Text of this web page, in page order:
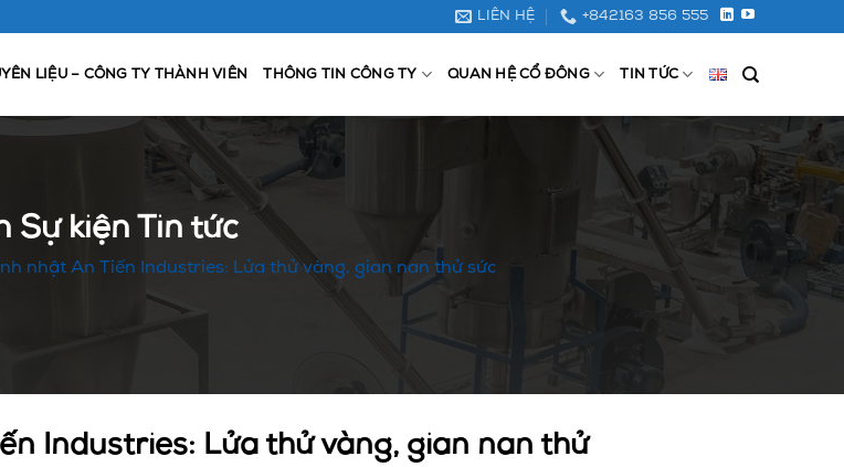
LIÊN HỆ +842163 856 555
LIỆU – CÔNG TY THÀNH VIÊN THÔNG TIN CÔNG TY QUAN HỆ CỔ ĐÔNG TIN TỨC
Sự kiện Tin tức
nhật An Tiến Industries: Lửa thử vàng, gian nan thử sức
Industries: Lửa thử vàng, gian nan thử